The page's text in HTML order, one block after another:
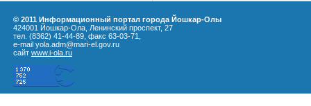
© 2011 Информационный портал города Йошкар-Олы
424001 Йошкар-Ола, Ленинский проспект, 27
тел. (8362) 41-44-89, факс 63-03-71,
e-mail yola.adm@mari-el.gov.ru
сайт www.i-ola.ru